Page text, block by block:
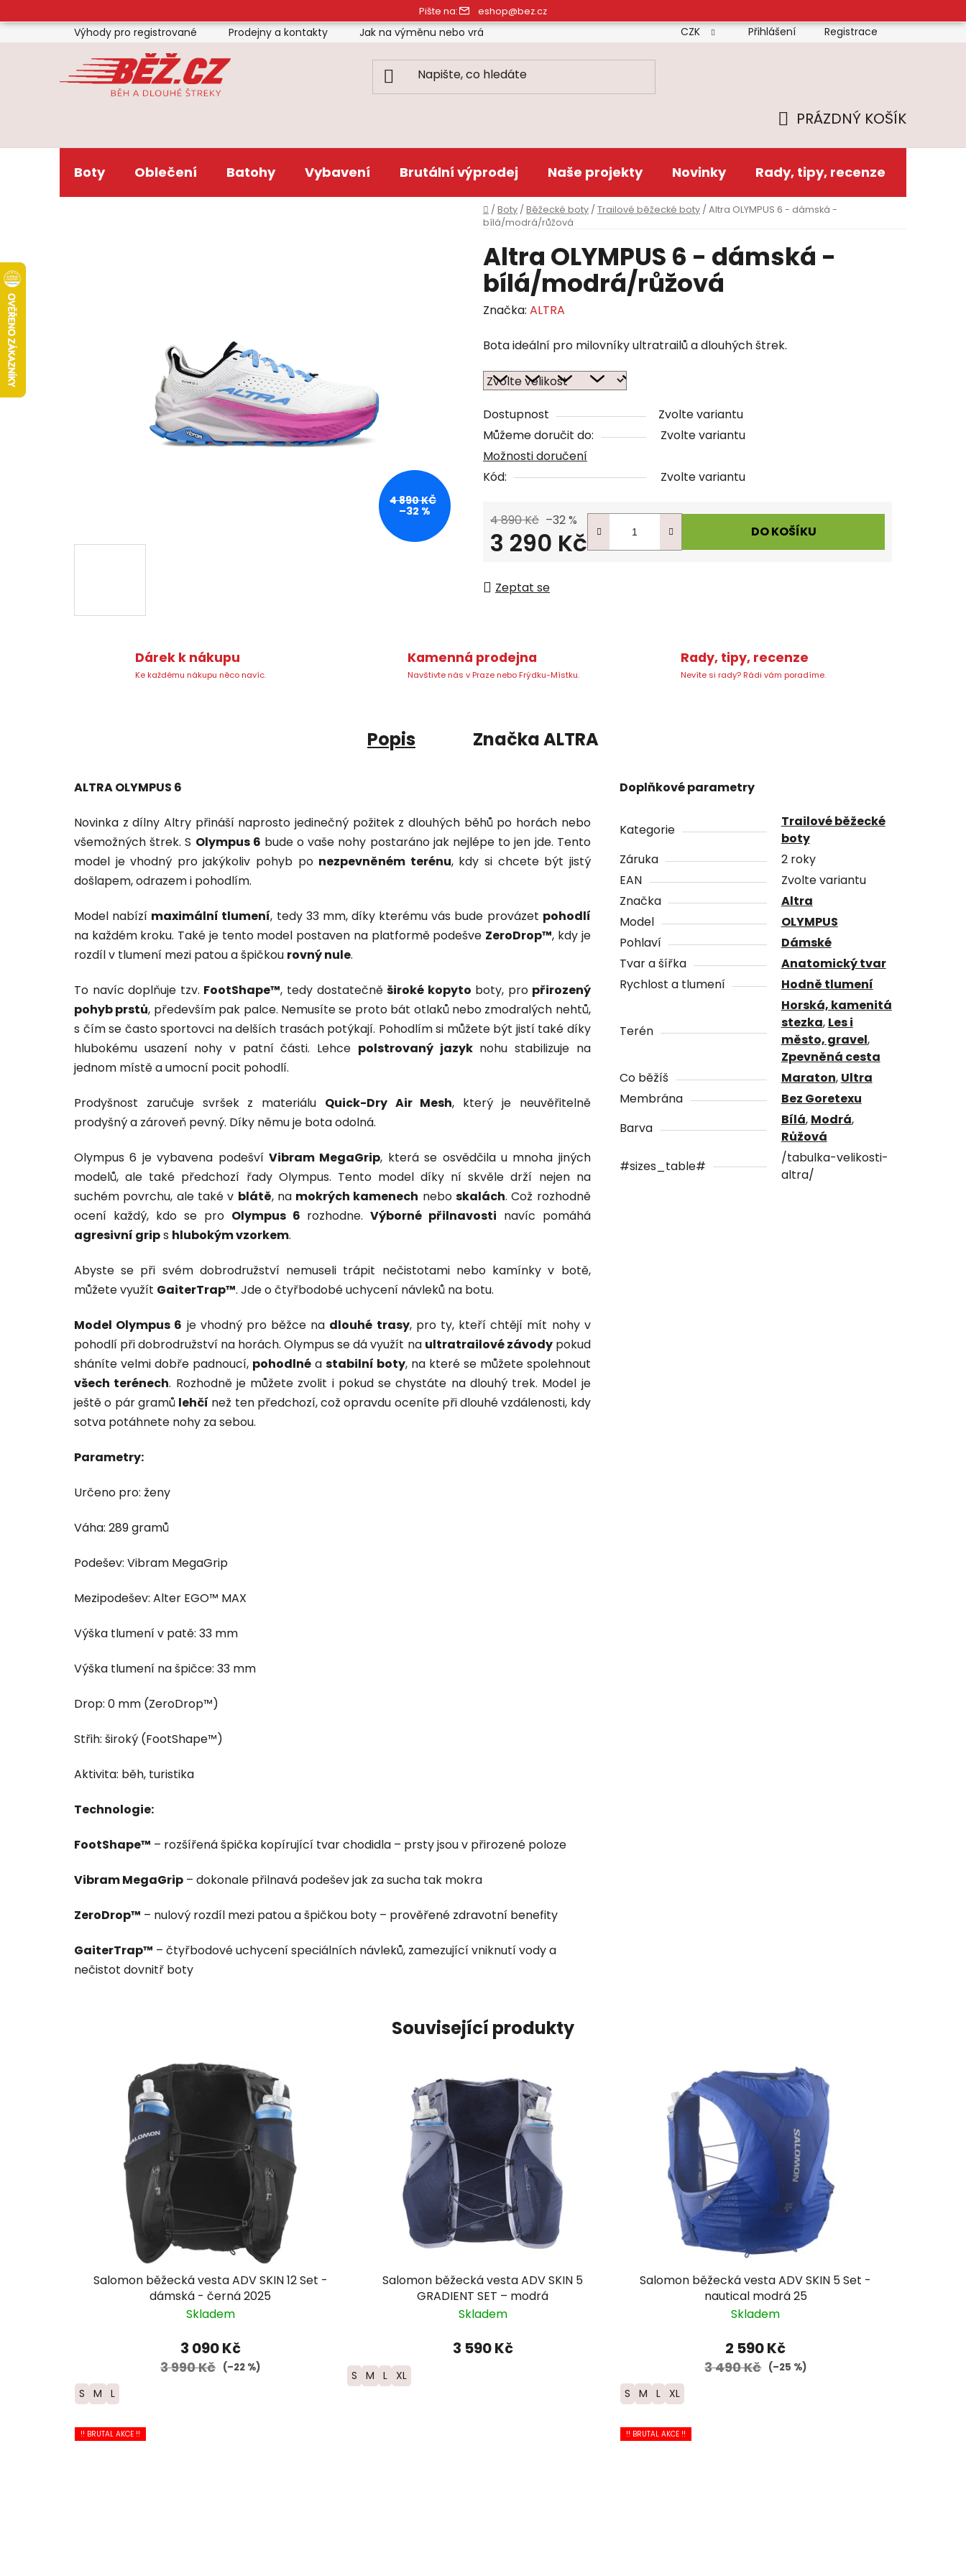
na
obsah
Pište na: eshop@bez.cz
Výhody pro registrované Prodejny a kontakty Jak na výměnu nebo vrácení zboží Doprava Platba Reklamační řád
CZK Přihlášení Registrace
KOŠÍK
PRÁZDNÝ KOŠÍK
Boty Oblečení Batohy Vybavení Brutální výprodej Naše projekty Novinky Rady, tipy, recenze
Domů
/ Boty / Běžecké boty / Trailové běžecké boty / Altra OLYMPUS 6 - dámská -
bílá/modrá/růžová
Altra OLYMPUS 6 - dámská -
bílá/modrá/růžová
Značka: ALTRA
Bota ideální pro milovníky ultratrailů a dlouhých štrek.
Dostupnost
Zvolte variantu
Můžeme doručit do:
Zvolte variantu
Možnosti doručení
Kód:
Zvolte variantu
4 890 Kč –32 %
3 290 Kč DO KOŠÍKU
Zeptat se
4 890 KČ
–32 %
Dárek k nákupu
Ke každému nákupu něco navíc.
Kamenná prodejna
Navštivte nás v Praze nebo Frýdku-Místku.
Rady, tipy, recenze
Nevíte si rady? Rádi vám poradíme.
Popis ZnačkaALTRA
ALTRA OLYMPUS 6
Novinka z dílny Altry přináší naprosto jedinečný požitek z dlouhých běhů po horách nebo
všemožných štrek. S Olympus 6 bude o vaše nohy postaráno jak nejlépe to jen jde. Tento
model je vhodný pro jakýkoliv pohyb po nezpevněném terénu, kdy si chcete být jistý
došlapem, odrazem i pohodlím.
Model nabízí maximální tlumení, tedy 33 mm, díky kterému vás bude provázet pohodlí
na každém kroku. Také je tento model postaven na platformě podešve ZeroDrop™, kdy je
rozdíl v tlumení mezi patou a špičkou rovný nule.
To navíc doplňuje tzv. FootShape™, tedy dostatečněširoké kopyto boty, pro přirozený
pohyb prstů, především pak palce. Nemusíte se proto bát otlaků nebo zmodralých nehtů,
s čím se často sportovci na delších trasách potýkají. Pohodlím si můžete být jistí také díky
hlubokému usazení nohy v patní části. Lehce polstrovaný jazyknohu stabilizuje na
jednom místě a umocní pocit pohodlí.
Prodyšnost zaručuje svršek z materiálu Quick-Dry Air Mesh, který je neuvěřitelně
prodyšný a zároveň pevný. Díky němu je bota odolná.
Olympus 6 je vybavena podešví Vibram MegaGrip, která se osvědčila u mnoha jiných
modelů, ale také předchozí řady Olympus. Tento model díky ní skvěle drží nejen na
suchém povrchu, ale také v blátě, na mokrých kamenech neboskalách. Což rozhodně
ocení každý, kdo se pro Olympus 6 rozhodne. Výborné přilnavosti navíc pomáhá
agresivní grips hlubokým vzorkem.
Abyste se při svém dobrodružství nemuseli trápit nečistotami nebo kamínky v botě,
můžete využít GaiterTrap™. Jde o čtyřbodobé uchycení návleků na botu.
Model Olympus 6 je vhodný pro běžce na dlouhé trasy, pro ty, kteří chtějí mít nohy v
pohodlí při dobrodružství na horách. Olympus se dá využít na ultratrailové závodypokud
sháníte velmi dobře padnoucí, pohodlnéa stabilní boty, na které se můžete spolehnout
všech terénech. Rozhodně je můžete zvolit i pokud se chystáte na dlouhý trek. Model je
ještě o pár gramů lehčí než ten předchozí, což opravdu oceníte při dlouhé vzdálenosti, kdy
sotva potáhnete nohy za sebou.
Parametry:
Určeno pro: ženy
Váha: 289 gramů
Podešev: Vibram MegaGrip
Mezipodešev: Alter EGO™ MAX
Výška tlumení v patě: 33 mm
Výška tlumení na špičce: 33 mm
Drop: 0 mm (ZeroDrop™)
Střih: široký (FootShape™)
Aktivita: běh, turistika
Technologie:
FootShape™ – rozšířená špička kopírující tvar chodidla – prsty jsou v přirozené poloze
Vibram MegaGrip – dokonale přilnavá podešev jak za sucha tak mokra
ZeroDrop™ – nulový rozdíl mezi patou a špičkou boty – prověřené zdravotní benefity
GaiterTrap™ – čtyřbodové uchycení speciálních návleků, zamezující vniknutí vody a
nečistot dovnitř boty
Doplňkové parametry
Kategorie
Trailové běžecké
boty
Záruka
2 roky
EAN
Zvolte variantu
Značka
Altra
Model
OLYMPUS
Pohlaví
Dámské
Tvar a šířka
Anatomický tvar
Rychlost a tlumení
Hodně tlumení
Terén
Horská, kamenitá
stezka, Les i
město, gravel,
Zpevněná cesta
Co běžíš
Maraton, Ultra
Membrána
Bez Goretexu
Barva
Bílá, Modrá,
Růžová
#sizes_table#
/tabulka-velikosti-
altra/
Související produkty
Salomon běžecká vesta ADV SKIN 12 Set -
dámská - černá 2025
Skladem
3 090 Kč
3 990 Kč (–22 %)
S M L
Salomon běžecká vesta ADV SKIN 5
GRADIENT SET – modrá
Skladem
3 590 Kč
S M L XL
Salomon běžecká vesta ADV SKIN 5 Set -
nautical modrá 25
Skladem
2 590 Kč
3 490 Kč (–25 %)
S M L XL
!! BRUTAL AKCE !! !! BRUTAL AKCE !!